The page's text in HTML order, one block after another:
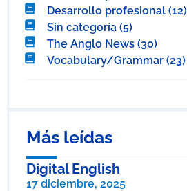
Desarrollo profesional (12)
Sin categoría (5)
The Anglo News (30)
Vocabulary/Grammar (23)
Más leídas
Digital English
17 diciembre, 2025